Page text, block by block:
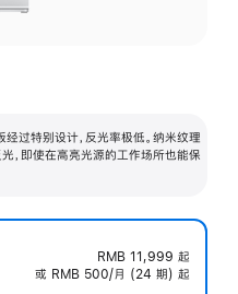
过特别设计，反光率极低。纳米纹理
，即使在高亮光源的工作场所也能保
RMB 11,999 起
或 RMB 500/月 (24 期) 起